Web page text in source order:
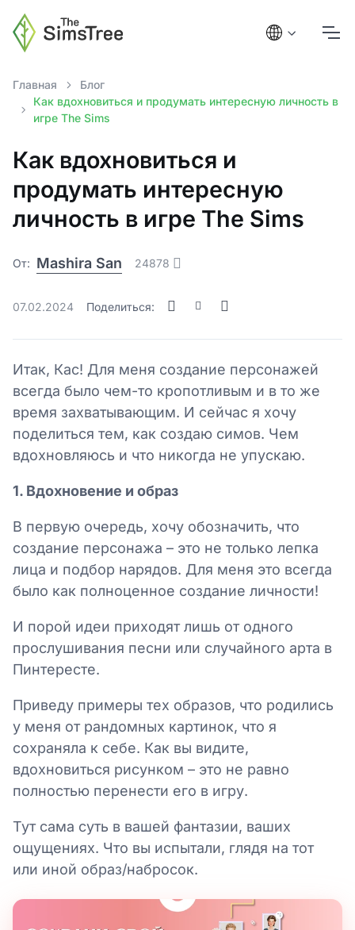
Главная
Блог
Как вдохновиться и продумать интересную личность в
игре The Sims
Как вдохновиться и
продумать интересную
личность в игре The Sims
От: Mashira San 24878
07.02.2024 Поделиться:
Итак, Кас! Для меня создание персонажей
всегда было чем-то кропотливым и в то же
время захватывающим. И сейчас я хочу
поделиться тем, как создаю симов. Чем
вдохновляюсь и что никогда не упускаю.
1. Вдохновение и образ
В первую очередь, хочу обозначить, что
создание персонажа – это не только лепка
лица и подбор нарядов. Для меня это всегда
было как полноценное создание личности!
И порой идеи приходят лишь от одного
прослушивания песни или случайного арта в
Пинтересте.
Приведу примеры тех образов, что родились
у меня от рандомных картинок, что я
сохраняла к себе. Как вы видите,
вдохновиться рисунком – это не равно
полностью перенести его в игру.
Тут сама суть в вашей фантазии, ваших
ощущениях. Что вы испытали, глядя на тот
или иной образ/набросок.